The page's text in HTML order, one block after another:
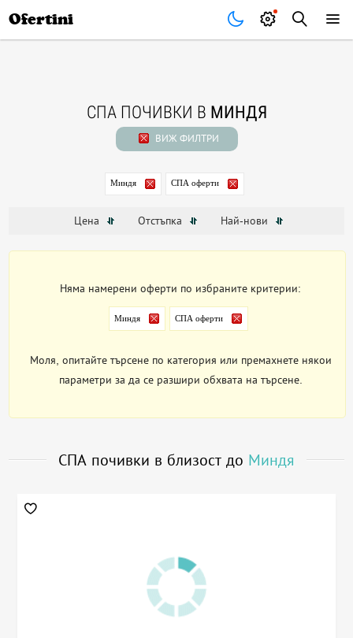
Ofertini
СПА ПОЧИВКИ В МИНДЯ
ВИЖ ФИЛТРИ
Миндя СПА оферти
Цена Отстъпка Най-нови
Няма намерени оферти по избраните критерии:
Миндя СПА оферти
Моля, опитайте търсене по категория или премахнете някои
параметри за да се разшири обхвата на търсене.
СПА почивки в близост до Миндя